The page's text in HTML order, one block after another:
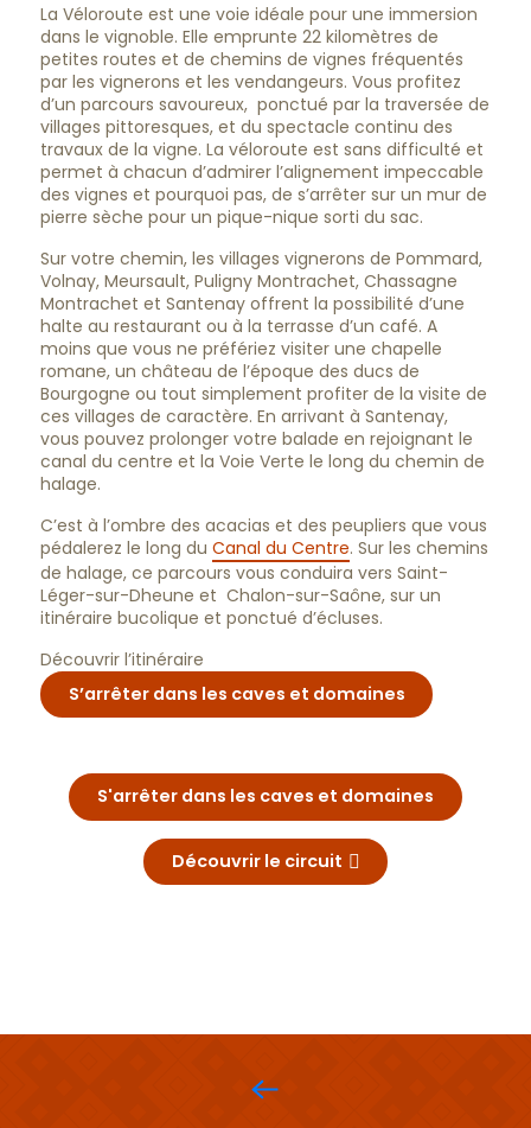
La Véloroute est une voie idéale pour une immersion
dans le vignoble. Elle emprunte 22 kilomètres de
petites routes et de chemins de vignes fréquentés
par les vignerons et les vendangeurs. Vous profitez
d’un parcours savoureux, ponctué par la traversée de
villages pittoresques, et du spectacle continu des
travaux de la vigne. La véloroute est sans difficulté et
permet à chacun d’admirer l’alignement impeccable
des vignes et pourquoi pas, de s’arrêter sur un mur de
pierre sèche pour un pique-nique sorti du sac.
Sur votre chemin, les villages vignerons de Pommard,
Volnay, Meursault, Puligny Montrachet, Chassagne
Montrachet et Santenay offrent la possibilité d’une
halte au restaurant ou à la terrasse d’un café. A
moins que vous ne préfériez visiter une chapelle
romane, un château de l’époque des ducs de
Bourgogne ou tout simplement profiter de la visite de
ces villages de caractère. En arrivant à Santenay,
vous pouvez prolonger votre balade en rejoignant le
canal du centre et la Voie Verte le long du chemin de
halage.
C’est à l’ombre des acacias et des peupliers que vous
pédalerez le long du Canal du Centre. Sur les chemins
de halage, ce parcours vous conduira vers Saint-
Léger-sur-Dheune et Chalon-sur-Saône, sur un
itinéraire bucolique et ponctué d’écluses.
Découvrir l’itinéraire
S’arrêter dans les caves et domaines
S'arrêter dans les caves et domaines
Découvrir le circuit